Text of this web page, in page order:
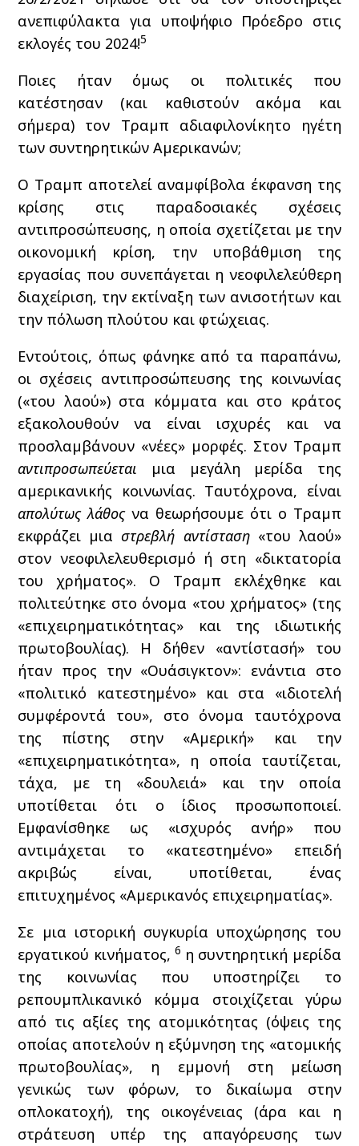
ανεπιφύλακτα για υποψήφιο Πρόεδρο στις
εκλογές του 2024!5
Ποιες ήταν όμως οι πολιτικές που
κατέστησαν (και καθιστούν ακόμα και
σήμερα) τον Τραμπ αδιαφιλονίκητο ηγέτη
των συντηρητικών Αμερικανών;
Ο Τραμπ αποτελεί αναμφίβολα έκφανση της
κρίσης στις παραδοσιακές σχέσεις
αντιπροσώπευσης, η οποία σχετίζεται με την
οικονομική κρίση, την υποβάθμιση της
εργασίας που συνεπάγεται η νεοφιλελεύθερη
διαχείριση, την εκτίναξη των ανισοτήτων και
την πόλωση πλούτου και φτώχειας.
Εντούτοις, όπως φάνηκε από τα παραπάνω,
οι σχέσεις αντιπροσώπευσης της κοινωνίας
(«του λαού») στα κόμματα και στο κράτος
εξακολουθούν να είναι ισχυρές και να
προσλαμβάνουν «νέες» μορφές. Στον Τραμπ
αντιπροσωπεύεται μια μεγάλη μερίδα της
αμερικανικής κοινωνίας. Ταυτόχρονα, είναι
απολύτως λάθοςνα θεωρήσουμε ότι ο Τραμπ
εκφράζει μια στρεβλή αντίσταση«του λαού»
στον νεοφιλελευθερισμό ή στη «δικτατορία
του χρήματος». Ο Τραμπ εκλέχθηκε και
πολιτεύτηκε στο όνομα «του χρήματος» (της
«επιχειρηματικότητας» και της ιδιωτικής
πρωτοβουλίας). Η δήθεν «αντίστασή» του
ήταν προς την «Ουάσιγκτον»: ενάντια στο
«πολιτικό κατεστημένο» και στα «ιδιοτελή
συμφέροντά του», στο όνομα ταυτόχρονα
της πίστης στην «Αμερική» και την
«επιχειρηματικότητα», η οποία ταυτίζεται,
τάχα, με τη «δουλειά» και την οποία
υποτίθεται ότι ο ίδιος προσωποποιεί.
Εμφανίσθηκε ως «ισχυρός ανήρ» που
αντιμάχεται το «κατεστημένο» επειδή
ακριβώς είναι, υποτίθεται, ένας
επιτυχημένος «Αμερικανός επιχειρηματίας».
Σε μια ιστορική συγκυρία υποχώρησης του
εργατικού κινήματος, 6 η συντηρητική μερίδα
της κοινωνίας που υποστηρίζει το
ρεπουμπλικανικό κόμμα στοιχίζεται γύρω
από τις αξίες της ατομικότητας (όψεις της
οποίας αποτελούν η εξύμνηση της «ατομικής
πρωτοβουλίας», η εμμονή στη μείωση
γενικώς των φόρων, το δικαίωμα στην
οπλοκατοχή), της οικογένειας (άρα και η
στράτευση υπέρ της απαγόρευσης των